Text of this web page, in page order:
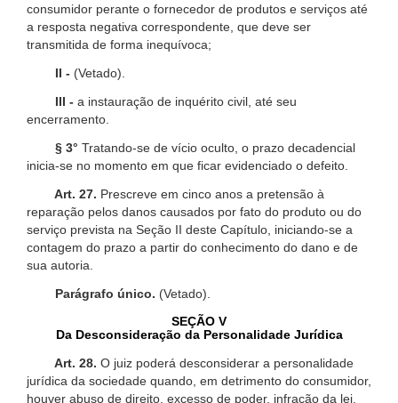
consumidor perante o fornecedor de produtos e serviços até
a resposta negativa correspondente, que deve ser
transmitida de forma inequívoca;
II - (Vetado).
III - a instauração de inquérito civil, até seu
encerramento.
§ 3° Tratando-se de vício oculto, o prazo decadencial
inicia-se no momento em que ficar evidenciado o defeito.
Art. 27. Prescreve em cinco anos a pretensão à
reparação pelos danos causados por fato do produto ou do
serviço prevista na Seção II deste Capítulo, iniciando-se a
contagem do prazo a partir do conhecimento do dano e de
sua autoria.
Parágrafo único. (Vetado).
SEÇÃO V
Da Desconsideração da Personalidade Jurídica
Art. 28. O juiz poderá desconsiderar a personalidade
jurídica da sociedade quando, em detrimento do consumidor,
houver abuso de direito, excesso de poder, infração da lei,